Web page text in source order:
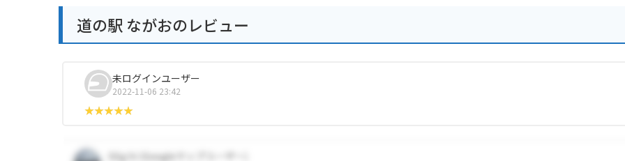
道の駅 ながおのレビュー
未ログインユーザー
2022-11-06 23:42